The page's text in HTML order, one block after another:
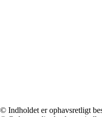
© Indholdet er ophavsretligt